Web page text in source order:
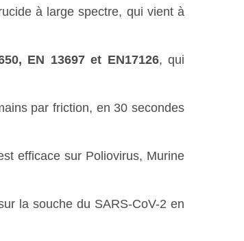
à large spectre, qui vient à
EN 13697 et EN17126, qui
par friction, en 30 secondes
efficace sur Poliovirus, Murine
la souche du SARS-CoV-2 en